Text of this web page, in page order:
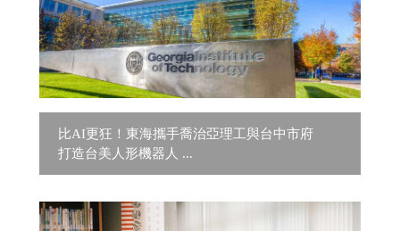
比AI更狂！東海攜手喬治亞理工與台中市府
打造台美人形機器人 ...